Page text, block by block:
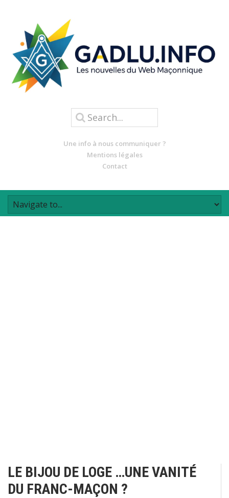
Une info à nous communiquer ?
Mentions légales
Contact
LE BIJOU DE LOGE …UNE VANITÉ
DU FRANC-MAÇON ?